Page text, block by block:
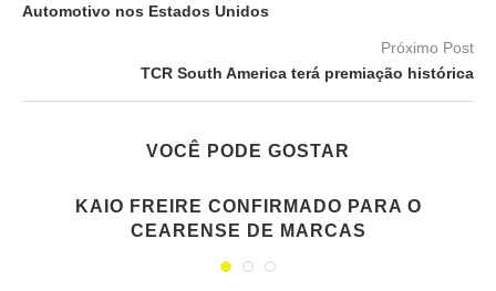
Automotivo nos Estados Unidos
Próximo Post
TCR South America terá premiação histórica
VOCÊ PODE GOSTAR
KAIO FREIRE CONFIRMADO PARA O
CEARENSE DE MARCAS